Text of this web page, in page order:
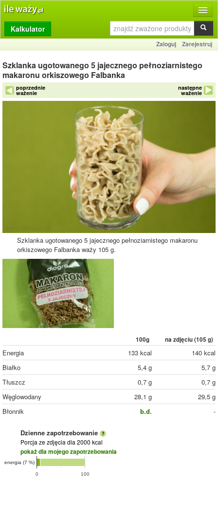
Produkty
Dziennik
Przelicznik
Porównywarka
Kalkulator
Zaloguj Zarejestruj
Szklanka ugotowanego 5 jajecznego pełnoziarnistego
makaronu orkiszowego Falbanka
poprzednie
ważenie
następne
ważenie
Szklanka ugotowanego 5 jajecznego pełnoziarnistego makaronu
orkiszowego Falbanka waży 105 g.
100g na zdjęciu (105 g)
Energia 133 kcal
140 kcal
Białko
5,4 g
5,7 g
Tłuszcz
0,7 g
0,7 g
Węglowodany
28,1 g
29,5 g
Błonnik
b.d. -
Dzienne zapotrzebowanie
Porcja ze zdjęcia dla 2000 kcal
pokaż dla mojego zapotrzebowania
0 100
energia (7 %)